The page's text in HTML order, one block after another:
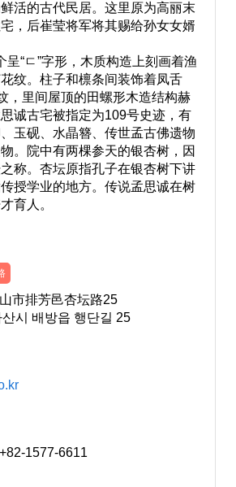
活的古代民居。这里原为高丽末
，后崔莹将军将其赐给孙女女婿
“ㄷ”字形，木质构造上刻画着渔
纹。柱子和檩条间装饰着凤舌
，里间屋顶的田螺形木造结构赫
诚古宅被指定为109号史迹，有
玉砚、水晶簪、传世孟古佛遗物
。院中有两棵参天的银杏树，因
称。杏坛原指孔子在银杏树下讲
授学业的地方。传说孟思诚在树
育人。
市排芳邑杏坛路25
시 배방읍 행단길 25
1577-6611